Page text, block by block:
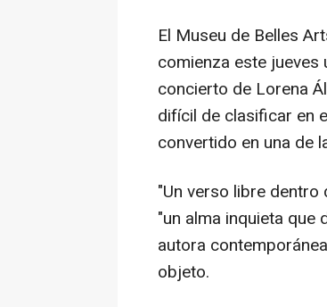
El Museu de Belles
comienza este jueves
concierto de Lorena
difícil de clasificar en
convertido en una de
"Un verso libre dentro
"un alma inquieta que
autora
objeto.